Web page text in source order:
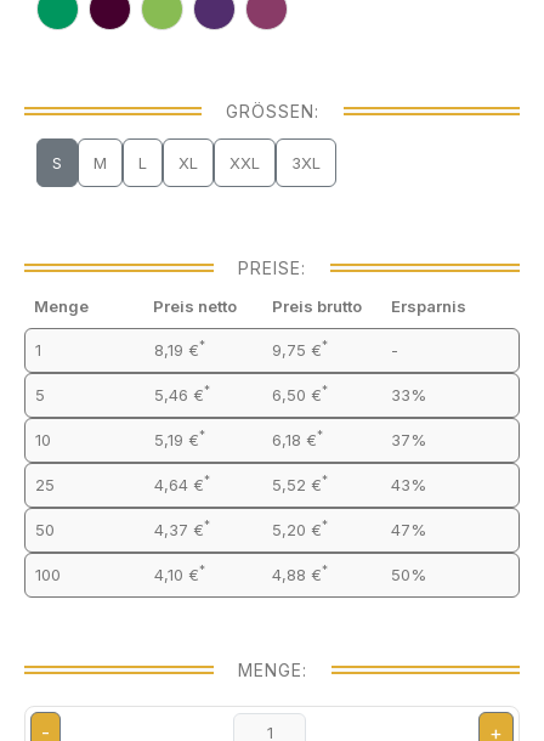
GRÖSSEN:
S M L XL XXL 3XL
PREISE:
Menge Preis netto Preis brutto Ersparnis
1 8,19 €* 9,75 €* -
5 5,46 €* 6,50 €* 33%
10 5,19 €* 6,18 €* 37%
25 4,64 €* 5,52 €* 43%
50 4,37 €* 5,20 €* 47%
100 4,10 €* 4,88 €* 50%
MENGE:
- +